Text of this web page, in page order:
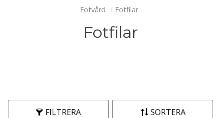
Fotvård Fotfilar
Fotfilar
FILTRERA SORTERA